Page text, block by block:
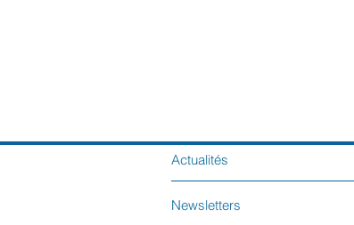
Actualités
Newsletters